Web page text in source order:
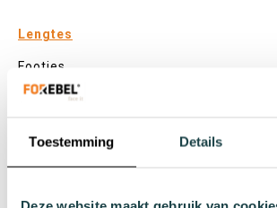
Toestemming Details
Lengtes
Footies
Sneakersokken
Normale sokken